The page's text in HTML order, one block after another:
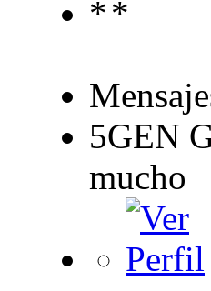
5GEN
mucho